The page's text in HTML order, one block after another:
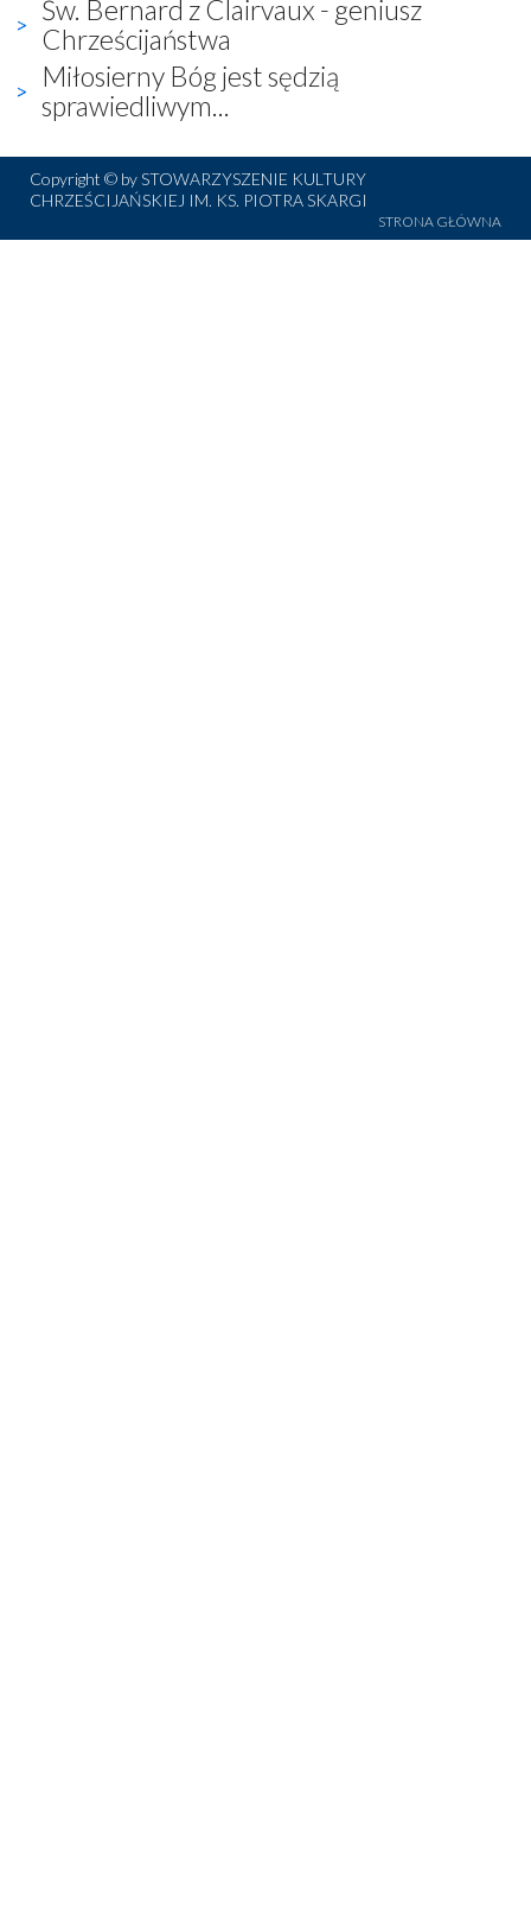
Św. Bernard z Clairvaux - geniusz
Chrześcijaństwa
Miłosierny Bóg jest sędzią
sprawiedliwym...
Copyright © by STOWARZYSZENIE KULTURY
CHRZEŚCIJAŃSKIEJ IM. KS. PIOTRA SKARGI
STRONA GŁÓWNA